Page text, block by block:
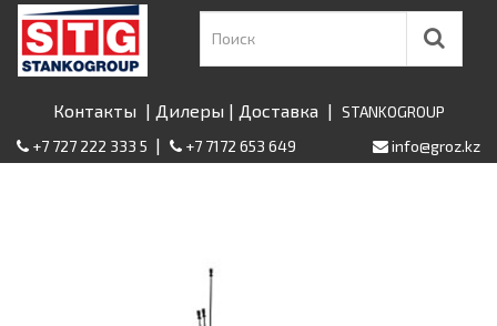
Контакты | Дилеры | Доставка | STANKOGROUP
+7 727 222 333 5 | +7 7172 653 649 info@groz.kz